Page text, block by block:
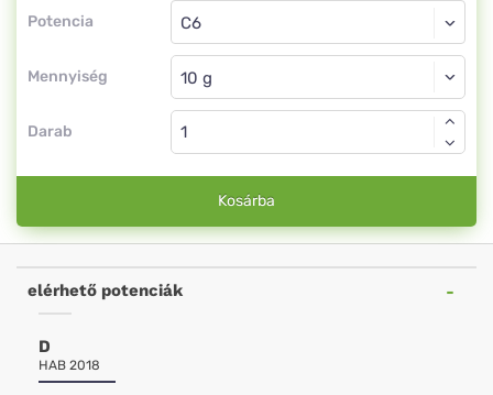
Potencia
Golyócska
C6
Mennyiség
Golyócska
Darab
Kosárba
elérhető potenciák
D
HAB 2018